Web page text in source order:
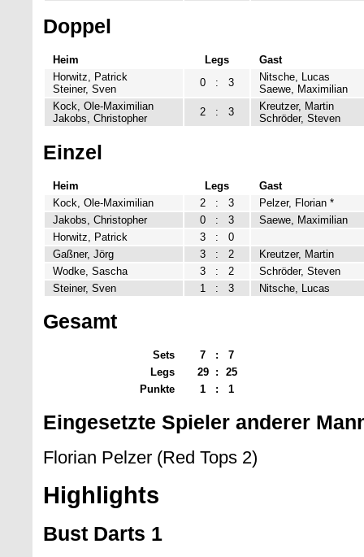
Doppel
Heim Legs
Gast
Horwitz, Patrick
Steiner, Sven
0 : 3
Nitsche, Lucas
Saewe, Maximilian
Kock, Ole-Maximilian
Jakobs, Christopher
2 : 3
Kreutzer, Martin
Schröder, Steven
Einzel
Heim Legs
Gast
Kock, Ole-Maximilian
2 : 3
Pelzer, Florian *
Jakobs, Christopher
0 : 3
Saewe, Maximilian
Horwitz, Patrick
3 :
0
Gaßner, Jörg
3 : 2
Kreutzer, Martin
Wodke, Sascha
3 : 2
Schröder, Steven
Steiner, Sven
1 : 3 Nitsche, Lucas
Gesamt
Sets 7 :
7
Legs
29 :
25
Punkte
1 : 1
Eingesetzte Spieler anderer
Florian Pelzer (Red Tops 2)
Highlights
Bust Darts 1